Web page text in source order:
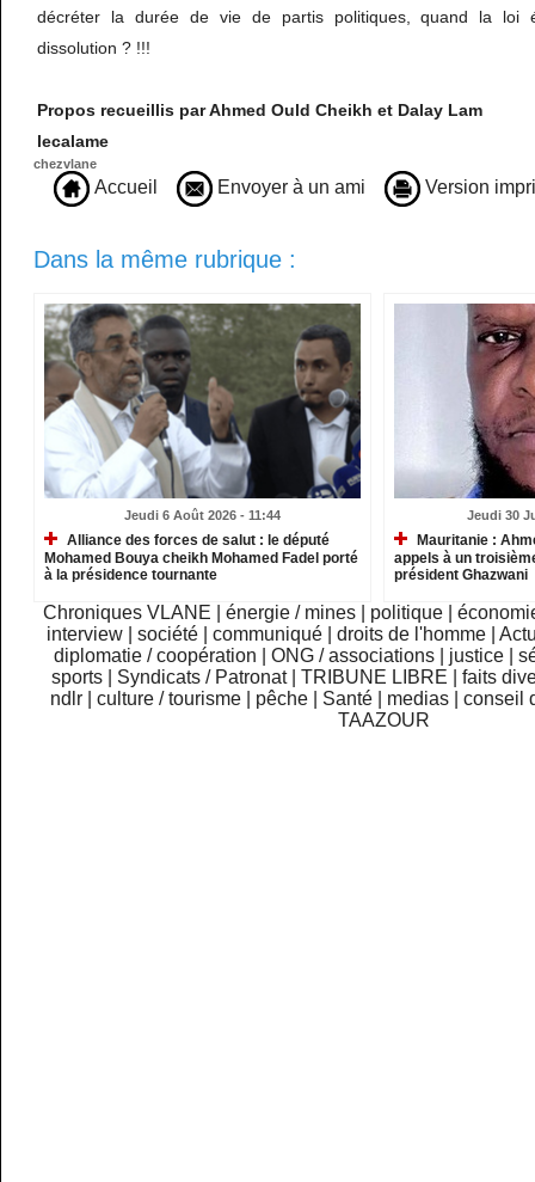
décréter la durée de vie de partis politiques, quand la loi
dissolution ? !!!
Propos recueillis par Ahmed Ould Cheikh et Dalay Lam
lecalame
chezvlane
Accueil Envoyer à un ami Version
Dans la même rubrique :
Jeudi 6 Août 2026 - 11:44
Alliance des forces de salut : le député
Mohamed Bouya cheikh Mohamed Fadel porté
à la présidence tournante
Jeudi 30
Mauritanie :
appels à un
président Ghazwani
Chroniques VLANE énergie / mines politique
interview
|société |communiqué |droits de l'homme |
diplomatie / coopération
ONG / associations justice
sports
Syndicats / Patronat TRIBUNE LIBRE
faits
ndlr
|culture / tourisme pêche Santé medias |conseil
TAAZOUR